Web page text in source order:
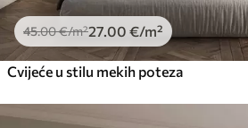
45.00€/m²27 .00 €/m²
Cvijeće u stilu mekih poteza